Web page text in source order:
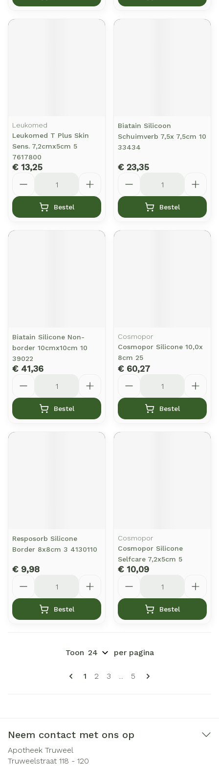
Leukomed
Leukomed T Plus Skin
Sens. 7,2cmx5cm 5
7617800
€ 13,25
Bestel
Biatain Silicoon
Schuimverb 7,5x 7,5cm 10
33434
€ 23,35
Bestel
Biatain Silicone Non-
border 10cmx10cm 10
39022
€ 41,36
Bestel
Cosmopor
Cosmopor Silicone 10,0x
8cm 25
€ 60,27
Bestel
Resposorb Silicone
Border 8x8cm 3 4130110
€ 9,98
Bestel
Cosmopor
Cosmopor Silicone
Selfcare 7,2x5cm 5
€ 10,09
Bestel
Pagina's
U lees momenteel pagina
1 Pagina
2 Pagina
3 ... Pagina
5
Toon per pagina
Neem contact met ons op
Apotheek Truweel
Truweelstraat 118 - 120